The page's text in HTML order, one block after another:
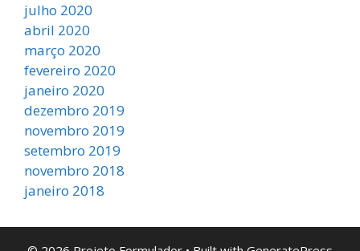
julho 2020
abril 2020
março 2020
fevereiro 2020
janeiro 2020
dezembro 2019
novembro 2019
setembro 2019
novembro 2018
janeiro 2018